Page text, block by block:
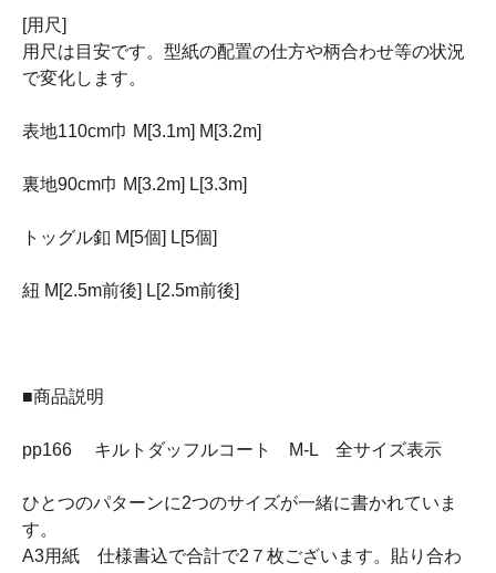
[用尺]
用尺は目安です。型紙の配置の仕方や柄合わせ等の状況
で変化します。
表地110cm巾 M[3.1m] M[3.2m]
裏地90cm巾 M[3.2m] L[3.3m]
トッグル釦 M[5個] L[5個]
紐 M[2.5m前後] L[2.5m前後]
■商品説明
pp166 キルトダッフルコート M-L 全サイズ表示
ひとつのパターンに2つのサイズが一緒に書かれていま
す。
A3用紙 仕様書込で合計で2７枚ございます。貼り合わ